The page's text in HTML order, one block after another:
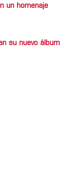
un homenaje
su nuevo álbum